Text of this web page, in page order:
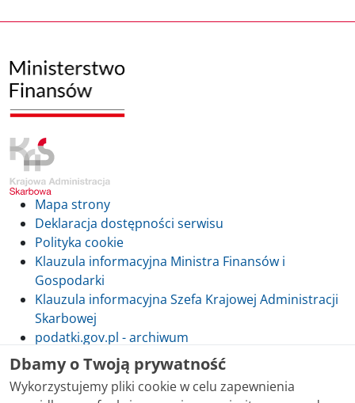
Mapa strony
Deklaracja dostępności serwisu
Polityka cookie
Klauzula informacyjna Ministra Finansów i
Gospodarki
Klauzula informacyjna Szefa Krajowej Administracji
Skarbowej
podatki.gov.pl - archiwum
Dbamy o Twoją prywatność
Wykorzystujemy pliki cookie w celu zapewnienia